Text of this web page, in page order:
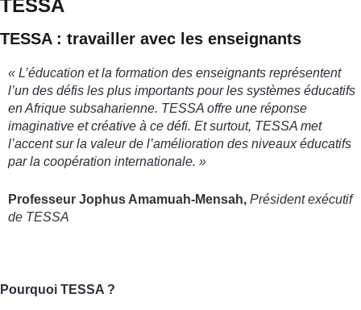
TESSA
TESSA : travailler avec les enseignants
« L’éducation et la formation des enseignants représentent
l’un des défis les plus importants pour les systèmes éducatifs
en Afrique subsaharienne. TESSA offre une réponse
imaginative et créative à ce défi. Et surtout, TESSA met
l’accent sur la valeur de l’amélioration des niveaux éducatifs
par la coopération internationale. »
Professeur Jophus Amamuah-Mensah, Président exécutif
de TESSA
Pourquoi TESSA ?